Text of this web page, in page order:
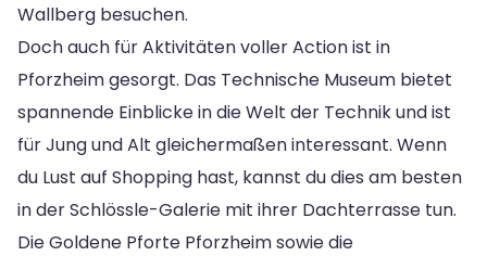
Wallberg besuchen.
Doch auch für Aktivitäten voller Action ist in
Pforzheim gesorgt. Das Technische Museum bietet
spannende Einblicke in die Welt der Technik und ist
für Jung und Alt gleichermaßen interessant. Wenn
du Lust auf Shopping hast, kannst du dies am besten
in der Schlössle-Galerie mit ihrer Dachterrasse tun.
Die Goldene Pforte Pforzheim sowie die